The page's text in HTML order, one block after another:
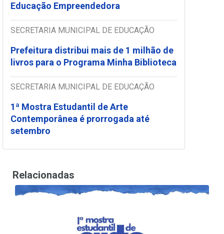
Educação Empreendedora
SECRETARIA MUNICIPAL DE EDUCAÇÃO
Prefeitura distribui mais de 1 milhão de
livros para o Programa Minha Biblioteca
SECRETARIA MUNICIPAL DE EDUCAÇÃO
1ª Mostra Estudantil de Arte
Contemporânea é prorrogada até
setembro
Relacionadas